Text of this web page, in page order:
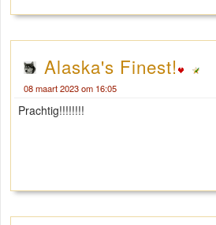
Alaska's Finest!
08 maart 2023 om 16:05
Prachtig!!!!!!!!